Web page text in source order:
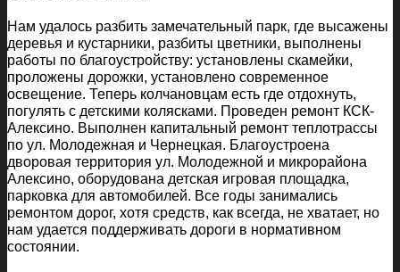
Нам удалось разбить замечательный парк, где высажены
деревья и кустарники, разбиты цветники, выполнены
работы по благоустройству: установлены скамейки,
проложены дорожки, установлено современное
освещение. Теперь колчановцам есть где отдохнуть,
погулять с детскими колясками. Проведен ремонт КСК-
Алексино. Выполнен капитальный ремонт теплотрассы
по ул. Молодежная и Чернецкая. Благоустроена
дворовая территория ул. Молодежной и микрорайона
Алексино, оборудована детская игровая площадка,
парковка для автомобилей. Все годы занимались
ремонтом дорог, хотя средств, как всегда, не хватает, но
нам удается поддерживать дороги в нормативном
состоянии.